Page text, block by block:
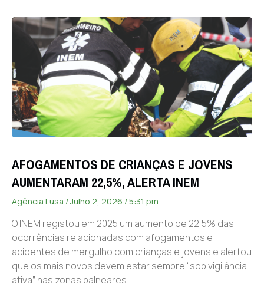
AFOGAMENTOS DE CRIANÇAS E JOVENS
AUMENTARAM 22,5%, ALERTA INEM
Agência Lusa Julho 2, 2026 5:31 pm
O INEM registou em 2025 um aumento de 22,5% das
ocorrências relacionadas com afogamentos e
acidentes de mergulho com crianças e jovens e alertou
que os mais novos devem estar sempre “sob vigilância
ativa” nas zonas balneares.